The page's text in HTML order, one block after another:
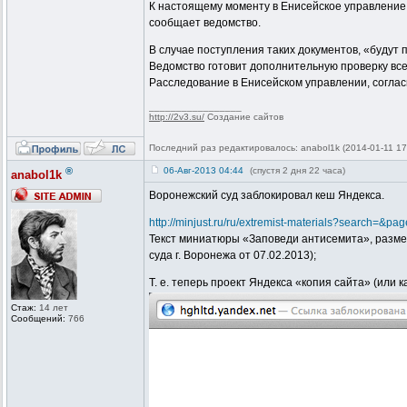
К настоящему моменту в Енисейское
сообщает ведомство.
В случае поступления таких документов,
Ведомство готовит дополнительную проверку
Расследование в Енисейском управлении,
http://2v3.su/ Создание сайтов
Последний раз редактировалось: anabol1k (2014-01-11
anabol1k ®
Стаж: 14 лет
Сообщений: 766
06-Авг-2013 04:44 (спустя 2 дня 22 часа)
Воронежский суд заблокировал кеш Яндекса.
http://minjust.ru/ru/extremist-
Текст миниатюры «Заповеди антисемита»,
суда г. Воронежа от 07.02.2013);
Т. е. теперь проект Яндекса «копия сайта» (или